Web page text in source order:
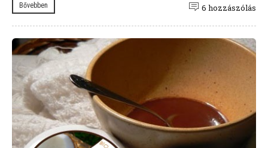
Bővebben 6 hozzászólás